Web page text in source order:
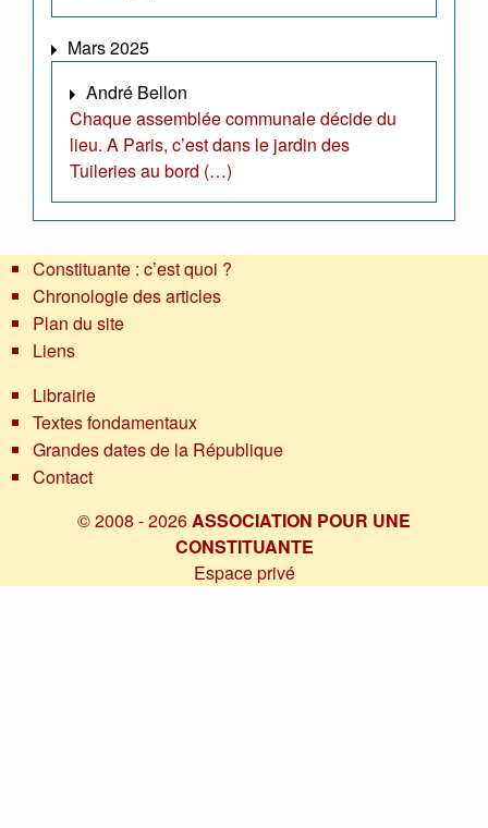
Mars 2025
André Bellon
Chaque assemblée communale décide du
lieu. A Paris, c’est dans le jardin des
Tuileries au bord (…)
Constituante : c’est quoi ?
Chronologie des articles
Plan du site
Liens
Librairie
Textes fondamentaux
Grandes dates de la République
Contact
© 2008 - 2026ASSOCIATION POUR UNE
CONSTITUANTE
Espace privé